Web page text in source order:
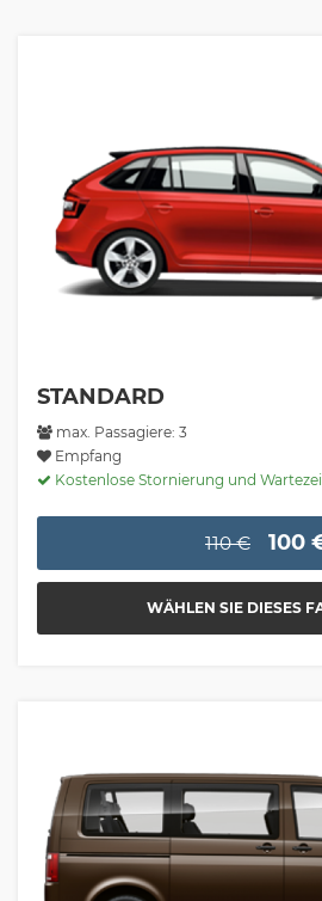
STANDARD
max. Passagiere: 3
Empfang
Kostenlose Stornierung und
110 € 100
WÄHLEN SIE DIESES